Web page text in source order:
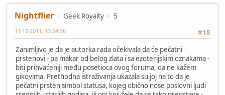
Nightflier Geek Royalty
5
#18
11-12-2011, 13:54:36
Zanimljivo je da je autorka rada očekivala da će pečatni
prstenovi - pa makar od belog zlata i sa ezoterijskim oznakama -
biti prihvaćeniji među posetioca ovog foruma, da ne kažem
gikovima. Prethodna istraživanja ukazala su joj na to da je
pečatni prsten simbol statusa, kojeg obično nose poslovni ljudi